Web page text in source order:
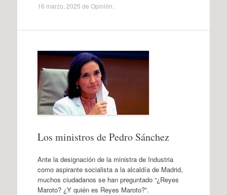
16 marzo, 2025 de Opinión
Los ministros de Pedro Sánchez
Ante la designación de la ministra de Industria
como aspirante socialista a la alcaldía de Madrid,
muchos ciudadanos se han preguntado “¿Reyes
Maroto? ¿Y quién es Reyes Maroto?”.